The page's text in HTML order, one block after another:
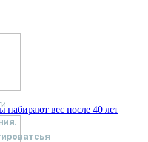
вес после 40 лет